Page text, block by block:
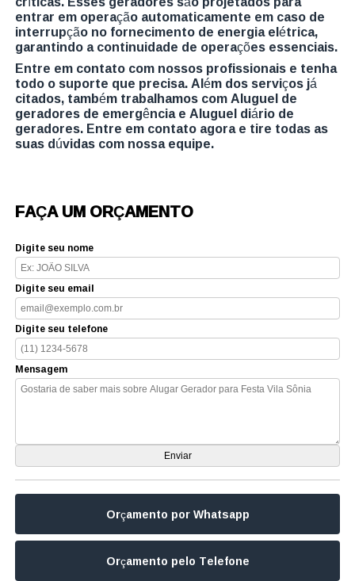
entrar em operação automaticamente em caso de
interrupção no fornecimento de energia elétrica,
garantindo a continuidade de operações essenciais.
Entre em contato com nossos profissionais e tenha
todo o suporte que precisa. Além dos serviços já
citados, também trabalhamos com Aluguel de
geradores de emergência e Aluguel diário de
geradores. Entre em contato agora e tire todas as
suas dúvidas com nossa equipe.
FAÇA UM ORÇAMENTO
Digite seu nome
Digite seu email
Digite seu telefone
Mensagem
Orçamento por Whatsapp
Orçamento pelo Telefone